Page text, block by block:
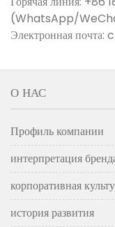
(WhatsApp/
Электронная
О НАС
Профиль компании
интерпретация
корпоративная
история развития